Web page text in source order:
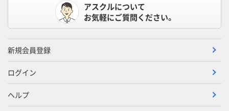
アスクルについて
お気軽にご質問ください。
新規会員登録
ログイン
ヘルプ